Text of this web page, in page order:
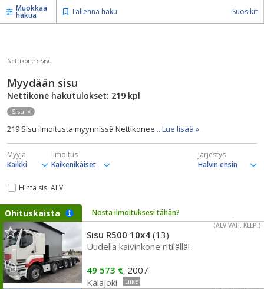
Muokkaa
hakua Tallenna haku Suosikit
Nettikone › Sisu
Myydään sisu
Nettikone hakutulokset: 219 kpl
Sisu
219 Sisu ilmoitusta myynnissä Nettikonee... Lue lisää »
Myyjä Ilmoitus Järjestys
Hinta sis. ALV
Ohituskaista Nosta ilmoituksesi tähän?
(ALV VÄH. KELP.)
Sisu R500 10x4 (13)
Uudella kaivinkone ritilällä!
49 573 €, 2007
Kalajoki
LIIKE